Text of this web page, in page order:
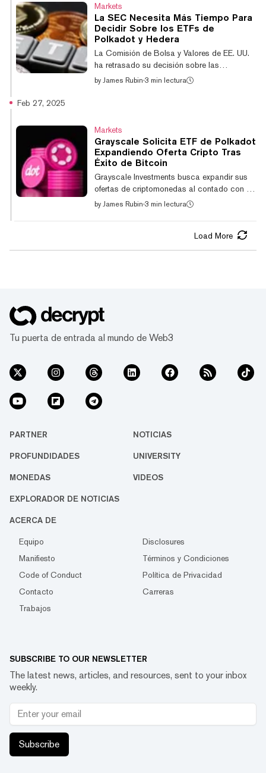
de Adidas en todo FIFA Rivals, incluyendo
kits digitales, camisetas y lanzamientos de
zapatos que se inspiran en el legado
futbolístico de la marca. Los jugadores
tendrán acceso a elementos y experiencias
Markets
La SEC Necesita Más Tiempo Para
Decidir Sobre los ETFs de
Polkadot y Hedera
La Comisión de Bolsa y Valores de EE. UU.
ha retrasado su decisión sobre las
solicitudes de cambios en las reglas que
Ethereum, según los documentos
presentados el pasado jueves. El regulador
tiene hasta el 11 de junio para pronunciarse
sobre las solicitudes 19b-4 presentadas por
la Bolsa Nasdaq para el Canary HBAR ETF
y la convers...
by James Rubin·3 min lectura
Feb 27, 2025
Markets
Grayscale Solicita ETF de Polkadot
Expandiendo Oferta Cripto Tras
Éxito de Bitcoin
Grayscale Investments busca expandir sus
ofertas de criptomonedas al contado con un
fondo cotizado en bolsa (ETF) que sigue el
realizada el martes ante la Comisión de
Bolsa y Valores de Estados Unidos (SEC).
El Nasdaq presentó una solicitud para un
Acciones [del Fideicomiso] están dis...
by James Rubin·3 min lectura
Load More
Tu puerta de entrada al mundo de Web3
PARTNER NOTICIAS
PROFUNDIDADES UNIVERSITY
MONEDAS VIDEOS
EXPLORADOR DE NOTICIAS
ACERCA DE
Equipo
Disclosures
Manifiesto
Términos y Condiciones
Code of Conduct
Política de Privacidad
Contacto
Carreras
Trabajos
SUBSCRIBE TO OUR NEWSLETTER
The latest news, articles, and resources, sent to your inbox
weekly.
Subscribe